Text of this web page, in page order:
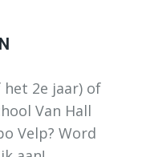
het 2e jaar) of
Van Hall
Velp? Word